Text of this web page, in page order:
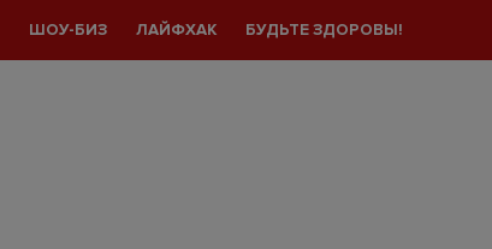
ШОУ-БИЗ ЛАЙФХАК БУДЬТЕ ЗДОРОВЫ!